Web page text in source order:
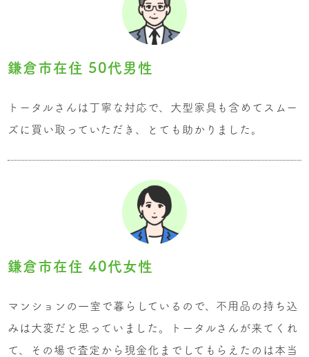
鎌倉市在住 50代男性
トータルさんは丁寧な対応で、大型家具も含めてスムー
ズに買い取っていただき、とても助かりました。
鎌倉市在住 40代女性
マンションの一室で暮らしているので、不用品の持ち込
みは大変だと思っていました。トータルさんが来てくれ
て、その場で査定から現金化までしてもらえたのは本当